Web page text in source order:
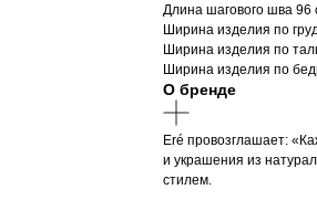
Длина шагового шва 96
Ширина изделия по
Ширина изделия по
Ширина изделия по
О бренде
Eré провозглашает:
и украшения из
стилем.